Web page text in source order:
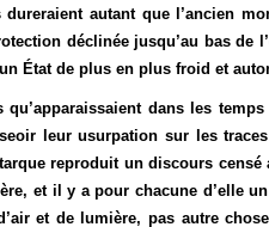
autant que l’ancien
déclinée jusqu’au bas de
État de plus en plus froid et
qu’apparaissaient dans les
leur usurpation sur les
reproduit un discours
et il y a pour chacune d’elle
et de lumière, pas autre